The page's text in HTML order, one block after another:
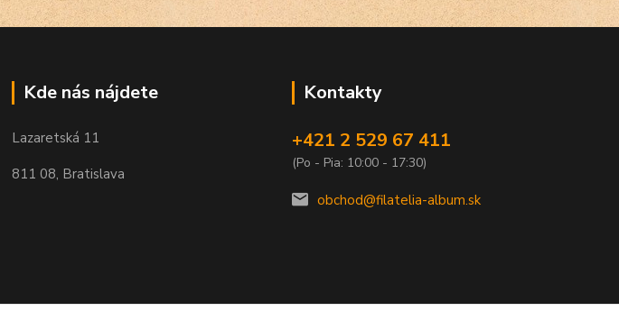
Kde nás nájdete
Lazaretská 11
811 08, Bratislava
Kontakty
+421 2 529 67 411
(Po - Pia: 10:00 - 17:30)
obchod@filatelia-album.sk